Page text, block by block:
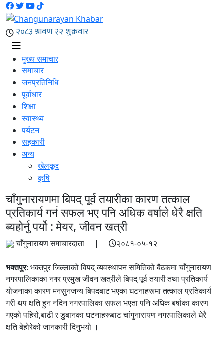
मुख्य समाचार
समाचार
जनप्रतिनिधि
पूर्वाधार
शिक्षा
स्वास्थ्य
पर्यटन
सहकारी
अन्य
खेलकूद
कृषि
चाँगुनारायणमा बिपद् पूर्व तयारीका कारण तत्काल
प्रतिकार्य गर्न सफल भए पनि अधिक वर्षाले धेरै क्षति
ब्यहोर्नु पर्यो : मेयर, जीवन खत्री
चाँगुनारायण समाचारदाता | २०८१-०५-१२
भक्तपुर: भक्तपुर जिल्लाको विपद् व्यवस्थापन समितिको बैठकमा चाँगुनारायण
नगरपालिकाका नगर प्रमुख जीवन खत्रीले बिपद् पूर्व तयारी तथा प्रतिकार्य
योजनाका कारण मनसुनजन्य बिपदबाट भएका घटनाहरूमा तत्काल प्रतिकार्य
गरी थप क्षति हुन नदिन नगरपालिका सफल भएता पनि अधिक बर्षाका कारण
गएको पहिरो,बाढी र डुबानका घटनाहरूबाट चांगुनारायण नगरपालिकाले धेरै
क्षति बेहोरेको जानकारी दिनुभयो ।